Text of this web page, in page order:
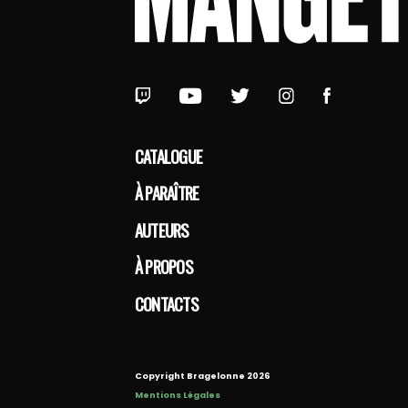
CATALOGUE
À PARAÎTRE
AUTEURS
À PROPOS
CONTACTS
Copyright Bragelonne 2026
Mentions Légales